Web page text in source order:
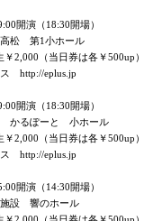
開演（18:30開場）
高松 第1小ホール
2,000（当日券は各￥500up）
ス http://eplus.jp
開演（18:30開場）
かるぽーと 小ホール
2,000（当日券は各￥500up）
ス http://eplus.jp
開演（14:30開場）
施設 響のホール